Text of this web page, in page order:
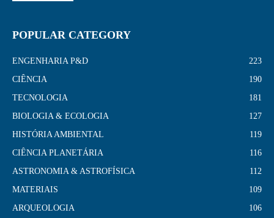
POPULAR CATEGORY
ENGENHARIA P&D
223
CIÊNCIA
190
TECNOLOGIA
181
BIOLOGIA & ECOLOGIA
127
HISTÓRIA AMBIENTAL
119
CIÊNCIA PLANETÁRIA
116
ASTRONOMIA & ASTROFÍSICA
112
MATERIAIS
109
ARQUEOLOGIA
106